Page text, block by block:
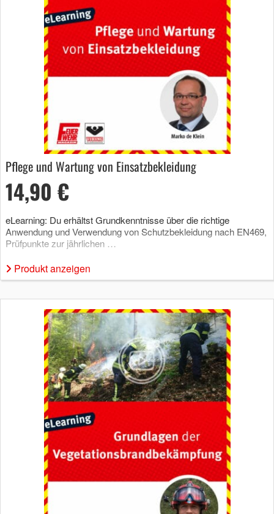
Pflege und Wartung von Einsatzbekleidung
14,90 €
eLearning: Du erhältst Grundkenntnisse über die richtige
Anwendung und Verwendung von Schutzbekleidung nach EN469,
Prüfpunkte zur jährlichen …
Produkt anzeigen